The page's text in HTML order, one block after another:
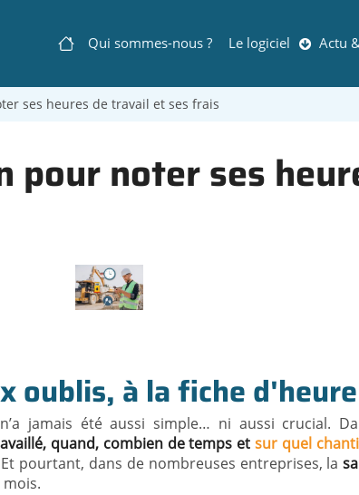
Navigation
principale
Qui sommes-nous ? Le logiciel Actu
ses heures de travail et ses frais
pour noter ses
oublis, à la fiche
jamais été aussi simple… ni aussi crucial.
quand, combien de temps et sur quel
pourtant, dans de nombreuses entreprises, la